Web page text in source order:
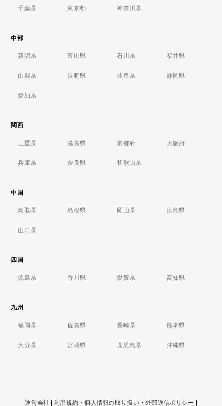
千葉県 東京都 神奈川県
中部
新潟県 富山県 石川県 福井県
山梨県 長野県 岐阜県 静岡県
愛知県
関西
三重県 滋賀県 京都府 大阪府
兵庫県 奈良県 和歌山県
中国
鳥取県 島根県 岡山県 広島県
山口県
四国
徳島県 香川県 愛媛県 高知県
九州
福岡県 佐賀県 長崎県 熊本県
大分県 宮崎県 鹿児島県 沖縄県
運営会社 利用規約・個人情報の取り扱い・外部送信ポリシー